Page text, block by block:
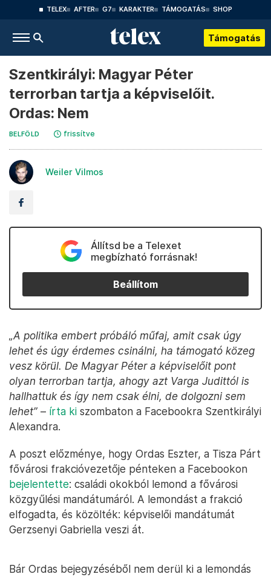
TELEX AFTER G7 KARAKTER TÁMOGATÁS SHOP
Támogatás
Szentkirályi: Magyar Péter
terrorban tartja a képviselőit.
Ordas: Nem
BELFÖLD frissítve
Weiler Vilmos
Állítsd be a Telexet
megbízható forrásnak!
Beállítom
„A politika embert próbáló műfaj, amit csak úgy
lehet és úgy érdemes csinálni, ha támogató közeg
vesz körül. De Magyar Péter a képviselőit pont
olyan terrorban tartja, ahogy azt Varga Judittól is
hallhattuk és így nem csak élni, de dolgozni sem
lehet” – írta ki szombaton a Facebookra Szentkirályi
Alexandra.
A poszt előzménye, hogy Ordas Eszter, a Tisza Párt
fővárosi frakcióvezetője pénteken a Facebookon
bejelentette: családi okokból lemond a fővárosi
közgyűlési mandátumáról. A lemondást a frakció
elfogadta, és közölték: képviselői mandátumát
Gerzsenyi Gabriella veszi át.
Bár Ordas bejegyzéséből nem derül ki a lemondás